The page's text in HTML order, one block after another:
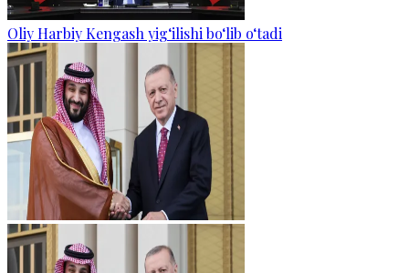
Oliy Harbiy Kengash yig‘ilishi bo‘lib o‘tadi